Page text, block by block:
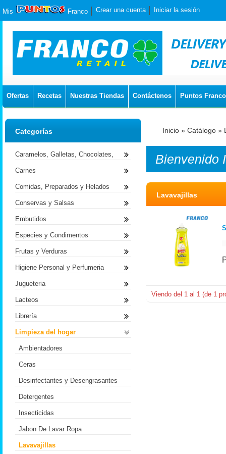
Mis Franco Crear una cuenta Iniciar la sesión
Ofertas Recetas Nuestras Tiendas Contáctenos Puntos Franco
Inicio » Catálogo »
Bienvenido
Lavavajillas
Viendo del 1 al 1 (de 1
Categorías
Caramelos, Galletas, Chocolates,
Carnes
Comidas, Preparados y Helados
Conservas y Salsas
Embutidos
Especies y Condimentos
Frutas y Verduras
Higiene Personal y Perfumeria
Jugueteria
Lacteos
Librería
Limpieza del hogar
Ambientadores
Ceras
Desinfectantes y Desengrasantes
Detergentes
Insecticidas
Jabon De Lavar Ropa
Lavavajillas